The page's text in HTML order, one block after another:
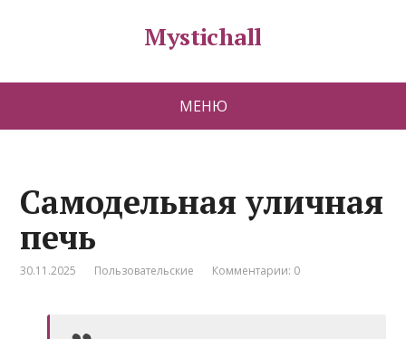
Mystichall
МЕНЮ
Самодельная уличная
печь
30.11.2025 Пользовательские Комментарии: 0